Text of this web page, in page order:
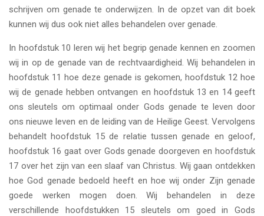
schrijven om genade te onderwijzen. In de opzet van dit boek
kunnen wij dus ook niet alles behandelen over genade.
In hoofdstuk 10 leren wij het begrip genade kennen en zoomen
wij in op de genade van de rechtvaardigheid. Wij behandelen in
hoofdstuk 11 hoe deze genade is gekomen, hoofdstuk 12 hoe
wij de genade hebben ontvangen en hoofdstuk 13 en 14 geeft
ons sleutels om optimaal onder Gods genade te leven door
ons nieuwe leven en de leiding van de Heilige Geest. Vervolgens
behandelt hoofdstuk 15 de relatie tussen genade en geloof,
hoofdstuk 16 gaat over Gods genade doorgeven en hoofdstuk
17 over het zijn van een slaaf van Christus. Wij gaan ontdekken
hoe God genade bedoeld heeft en hoe wij onder Zijn genade
goede werken mogen doen. Wij behandelen in deze
verschillende hoofdstukken 15 sleutels om goed in Gods